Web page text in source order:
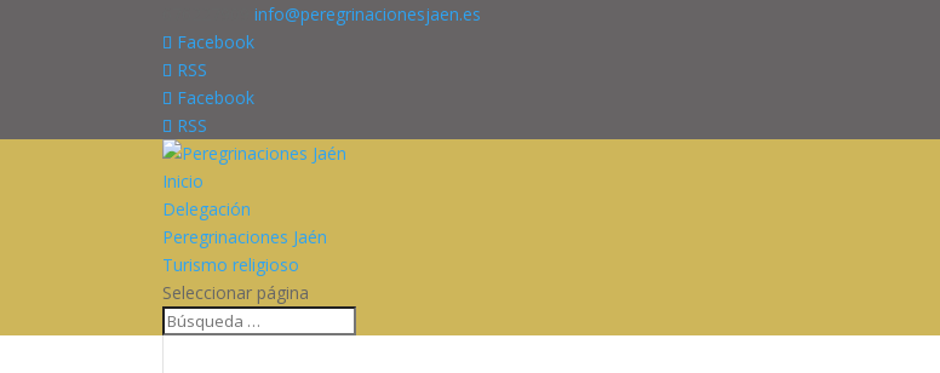
info@peregrinacionesjaen.es
Facebook
RSS
Facebook
RSS
Inicio
Delegación
Peregrinaciones Jaén
Turismo religioso
Seleccionar página